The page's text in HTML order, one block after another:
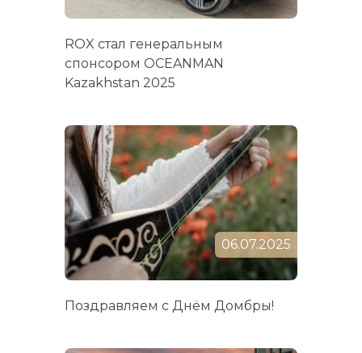
ROX стал генеральным
спонсором OCEANMAN
Kazakhstan 2025
06.07.2025
Поздравляем с Днём Домбры!